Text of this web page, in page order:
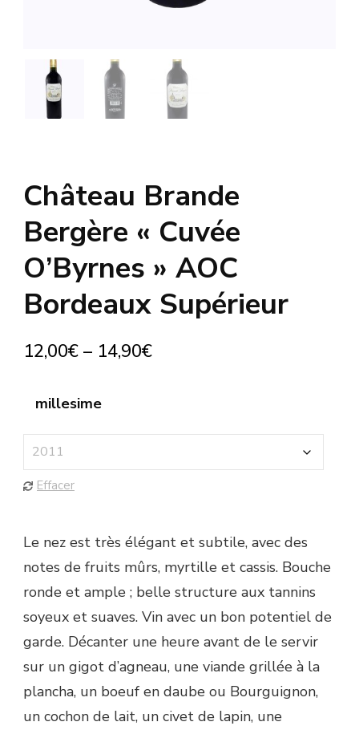
Château Brande
Bergère « Cuvée
O’Byrnes » AOC
Bordeaux Supérieur
12,00€ – 14,90€
millesime
Effacer
Le nez est très élégant et subtile, avec des
notes de fruits mûrs, myrtille et cassis. Bouche
ronde et ample ; belle structure aux tannins
soyeux et suaves. Vin avec un bon potentiel de
garde. Décanter une heure avant de le servir
sur un gigot d’agneau, une viande grillée à la
plancha, un boeuf en daube ou Bourguignon,
un cochon de lait, un civet de lapin, une